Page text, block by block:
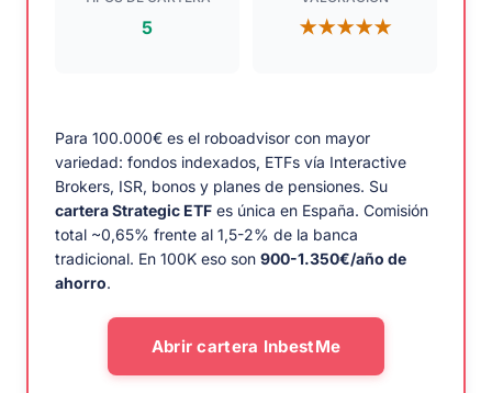
5 ★★★★★
Para 100.000€ es el roboadvisor con mayor
variedad: fondos indexados, ETFs vía Interactive
Brokers, ISR, bonos y planes de pensiones. Su
cartera Strategic ETF es única en España. Comisión
total ~0,65% frente al 1,5-2% de la banca
tradicional. En 100K eso son 900-1.350€/año de
ahorro.
Abrir cartera InbestMe